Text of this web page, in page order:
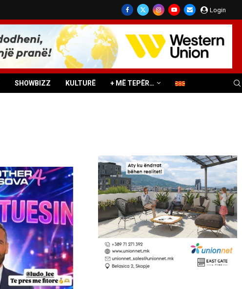
Login
SHOWBIZZ KULTURË + MË TEPËR…